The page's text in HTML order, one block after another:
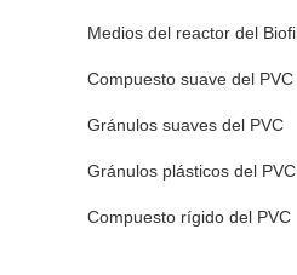
Compuesto suave del PVC
Gránulos suaves del PVC
Gránulos plásticos del PVC
Compuesto rígido del PVC